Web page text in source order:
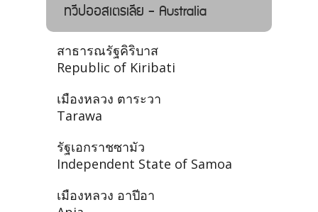
ทวีปออสเตรเลีย - Australia
สาธารณรัฐคิริบาส
Republic of Kiribati
เมืองหลวง ตาระวา
Tarawa
รัฐเอกราชซามัว
Independent State of Samoa
เมืองหลวง อาปีอา